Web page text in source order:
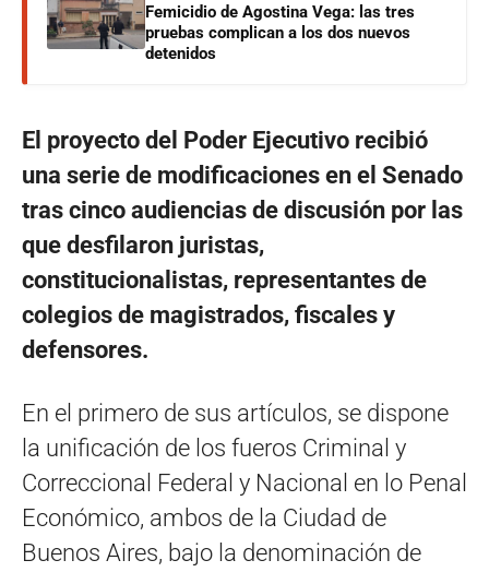
Femicidio de Agostina Vega: las tres
pruebas complican a los dos nuevos
detenidos
El proyecto del Poder Ejecutivo recibió
una serie de modificaciones en el Senado
tras cinco audiencias de discusión por las
que desfilaron juristas,
constitucionalistas, representantes de
colegios de magistrados, fiscales y
defensores.
En el primero de sus artículos, se dispone
la unificación de los fueros Criminal y
Correccional Federal y Nacional en lo Penal
Económico, ambos de la Ciudad de
Buenos Aires, bajo la denominación de